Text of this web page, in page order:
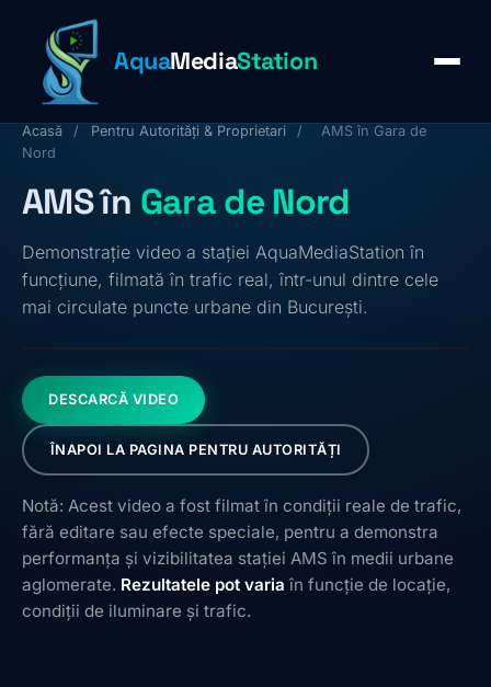
AquaMediaStation
Acasă / Pentru Autorități & Proprietari /
AMS în Gara de
Nord
AMS în Gara de Nord
Demonstrație video a stației AquaMediaStation în
funcțiune, filmată în trafic real, într-unul dintre cele
mai circulate puncte urbane din București.
DESCARCĂ VIDEO
ÎNAPOI LA PAGINA PENTRU AUTORITĂȚI
Notă: Acest video a fost filmat în condiții reale de trafic,
fără editare sau efecte speciale, pentru a demonstra
performanța și vizibilitatea stației AMS în medii urbane
aglomerate. Rezultatele pot varia în funcție de locație,
condiții de iluminare și trafic.